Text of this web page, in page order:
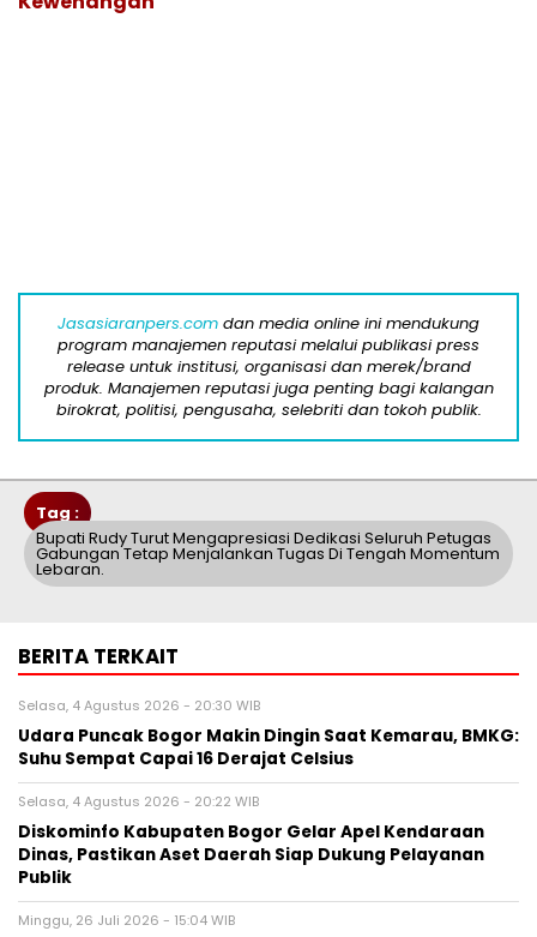
Jasasiaranpers.com dan media online ini mendukung
program manajemen reputasi melalui publikasi press
release untuk institusi, organisasi dan merek/brand
produk. Manajemen reputasi juga penting bagi kalangan
birokrat, politisi, pengusaha, selebriti dan tokoh publik.
Tag :
Bupati Rudy Turut Mengapresiasi Dedikasi Seluruh Petugas
Gabungan Tetap Menjalankan Tugas Di Tengah Momentum
Lebaran.
BERITA TERKAIT
Selasa, 4 Agustus 2026 - 20:30 WIB
Udara Puncak Bogor Makin Dingin Saat Kemarau, BMKG:
Suhu Sempat Capai 16 Derajat Celsius
Selasa, 4 Agustus 2026 - 20:22 WIB
Diskominfo Kabupaten Bogor Gelar Apel Kendaraan
Dinas, Pastikan Aset Daerah Siap Dukung Pelayanan
Publik
Minggu, 26 Juli 2026 - 15:04 WIB